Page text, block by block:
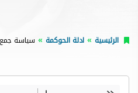
الرئيسية ادلة الحوكمة سياسة جمع